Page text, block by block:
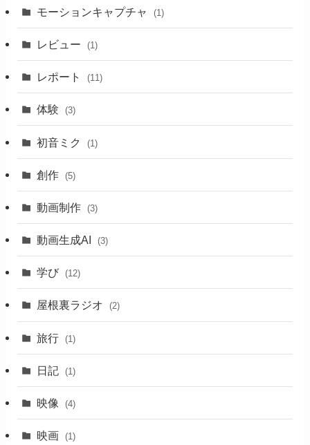
モーションキャプチャ (1)
レビュー (1)
レポート (11)
体験 (3)
初音ミク (1)
創作 (5)
動画制作 (3)
動画生成AI (3)
学び (12)
屋根裏ラジオ (2)
旅行 (1)
日記 (1)
映像 (4)
映画 (1)